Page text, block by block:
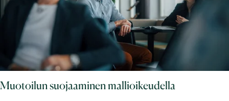
Muotoilun suojaaminen mallioikeudella